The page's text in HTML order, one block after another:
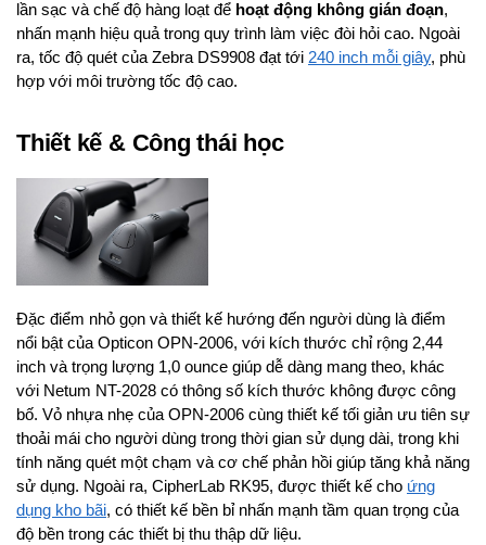
lần sạc và chế độ hàng loạt để hoạt động không gián đoạn,
nhấn mạnh hiệu quả trong quy trình làm việc đòi hỏi cao. Ngoài
ra, tốc độ quét của Zebra DS9908 đạt tới 240 inch mỗi giây, phù
hợp với môi trường tốc độ cao.
Thiết kế & Công thái học
Đặc điểm nhỏ gọn và thiết kế hướng đến người dùng là điểm
nổi bật của Opticon OPN-2006, với kích thước chỉ rộng 2,44
inch và trọng lượng 1,0 ounce giúp dễ dàng mang theo, khác
với Netum NT-2028 có thông số kích thước không được công
bố. Vỏ nhựa nhẹ của OPN-2006 cùng thiết kế tối giản ưu tiên sự
thoải mái cho người dùng trong thời gian sử dụng dài, trong khi
tính năng quét một chạm và cơ chế phản hồi giúp tăng khả năng
sử dụng. Ngoài ra, CipherLab RK95, được thiết kế cho ứng
dụng kho bãi, có thiết kế bền bỉ nhấn mạnh tầm quan trọng của
độ bền trong các thiết bị thu thập dữ liệu.